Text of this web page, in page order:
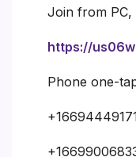
Join from PC,
https://
Phone one-